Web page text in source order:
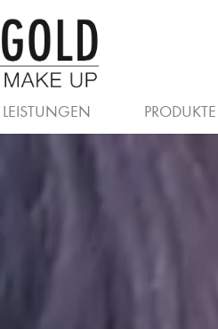
UHLDINGEN (AVEDA)
TEAM
LEISTUNGEN PRODUKTE
AVEDA